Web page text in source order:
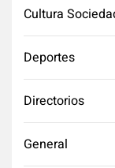
Cultura
Deportes
Directorios
General